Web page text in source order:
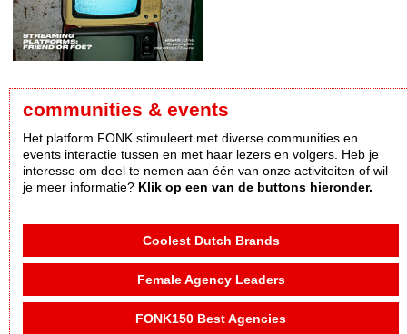
communities & events
Het platform FONK stimuleert met diverse communities en
events interactie tussen en met haar lezers en volgers. Heb je
interesse om deel te nemen aan één van onze activiteiten of wil
je meer informatie? Klik op een van de buttons hieronder.
Coolest Dutch Brands
Female Agency Leaders
FONK150 Best Agencies